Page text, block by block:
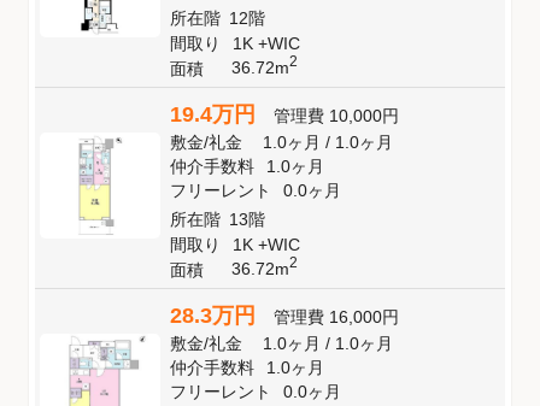
所在階 12階
間取り
1K +WIC
面積
36.72m2
19.4万円 管理費 10,000円
敷金/礼金 1.0ヶ月/ 1.0ヶ月
仲介手数料
1.0ヶ月
フリーレント
0.0ヶ月
所在階 13階
間取り
1K +WIC
面積
36.72m2
28.3万円 管理費 16,000円
敷金/礼金 1.0ヶ月/ 1.0ヶ月
仲介手数料
1.0ヶ月
フリーレント
0.0ヶ月